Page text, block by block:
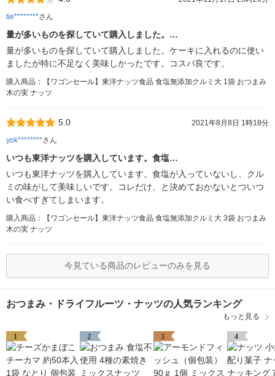
tie********さん
量が多いものを探していて購入しました。…
量が多いものを探していて購入しました。ケーキに入れるのに使い
ましたが特に不足なく美味しかったです。コスパ良です。
購入商品：【ワゴンセール】東洋ナッツ食品 食塩無添加クルミ大 1袋 おつまみ
木の実 ナッツ
5.0
2021年8月8日 1時18分
yok********さん
いつも東洋ナッツを購入しています。食塩…
いつも東洋ナッツを購入しています。食塩が入っていないし、クル
ミの味がして美味しいです。コレだけ、と決めておかないとついつ
い食べすぎてしまいます。
購入商品：【ワゴンセール】東洋ナッツ食品 食塩無添加クルミ大 3袋 おつまみ
木の実 ナッツ
今見ている商品のレビューのみを見る
おつまみ・ドライフルーツ・ナッツの人気ランキング
もっと見る
1 2 3 4